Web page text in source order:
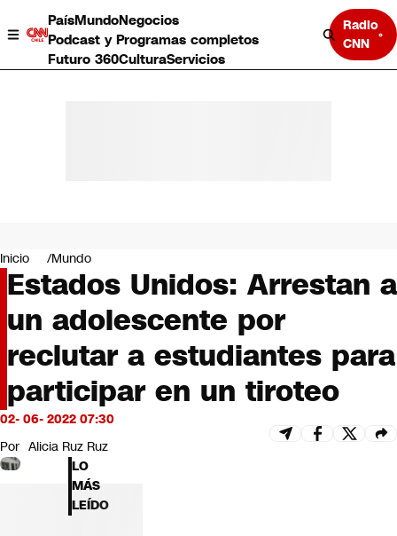
PaísMundoNegocios
Podcast y Programas completos
Futuro 360CulturaServicios
Radio
CNN
Negocios
Deportes
Programas completos
Cultura
Servicios
Bits
CNN tiempo
Futuro 360
Inicio Mundo
Estados Unidos: Arrestan a
un adolescente por
reclutar a estudiantes para
participar en un tiroteo
02- 06- 2022 07:30
Por Alicia Ruz Ruz
LO
MÁS
LEÍDO